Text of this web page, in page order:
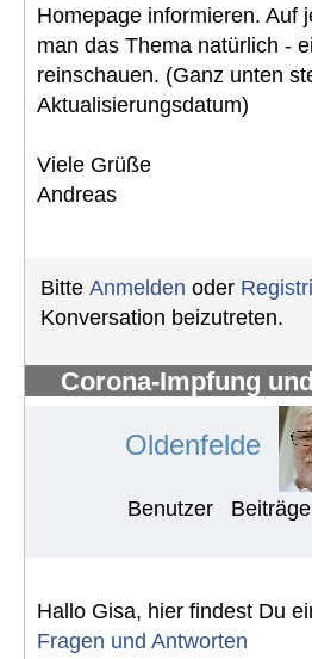
Homepage informieren. Auf
man das Thema natürlich -
reinschauen. (Ganz unten
Aktualisierungsdatum)
Viele Grüße
Andreas
Bitte Anmelden oder
Konversation beizutreten.
Corona-Impfung
Oldenfelde
Benutzer
Hallo Gisa, hier findest Du
Fragen und Antworten